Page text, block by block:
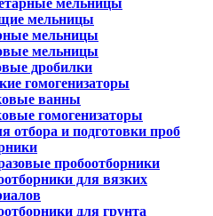
мельницы
мельницы
мельницы
мельницы
дробилки
гомогенизаторы
ванны
гомогенизаторы
отбора и подготовки проб
пробоотборники
для вязких
для грунта